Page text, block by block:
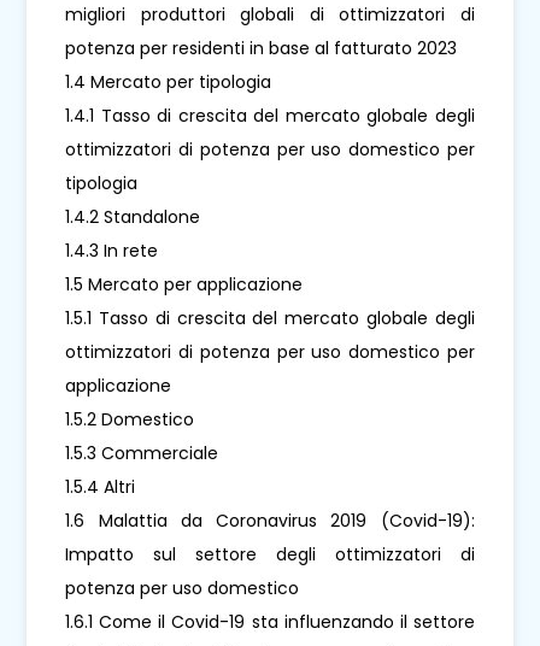
migliori produttori globali di ottimizzatori di
potenza per residenti in base al fatturato 2023
1.4 Mercato per tipologia
1.4.1 Tasso di crescita del mercato globale degli
ottimizzatori di potenza per uso domestico per
tipologia
1.4.2 Standalone
1.4.3 In rete
1.5 Mercato per applicazione
1.5.1 Tasso di crescita del mercato globale degli
ottimizzatori di potenza per uso domestico per
applicazione
1.5.2 Domestico
1.5.3 Commerciale
1.5.4 Altri
1.6 Malattia da Coronavirus 2019 (Covid-19):
Impatto sul settore degli ottimizzatori di
potenza per uso domestico
1.6.1 Come il Covid-19 sta influenzando il settore